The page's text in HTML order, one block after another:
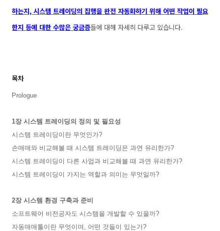
하는지, 시스템 트레이딩의 집행을 완전 자동화하기 위해 어떤 작업이 필요
한지 등에 대한 수많은 궁금증들에 대해 자세히 다루고 있습니다.
목차
Prologue
1장 시스템 트레이딩의 정의 및 필요성
시스템 트레이딩이란 무엇인가?
손매매와 비교해볼 때 시스템 트레이딩은 과연 유리한가?
시스템 트레이딩이 다른 사업과 비교해볼 때 과연 유리한가?
시스템 트레이딩이 가지는 역할과 의미는 무엇일까?
2장 시스템 환경 구축과 준비
소프트웨어 비전공자도 시스템을 개발할 수 있을까?
자동매매툴이란 무엇이며, 어떤 것들이 있는가?